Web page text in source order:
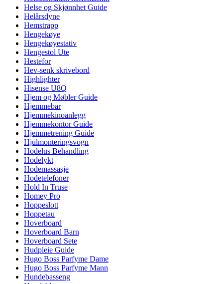
Helse og Skjønnhet Guide
Helårsdyne
Hemstrapp
Hengekøye
Hengekøyestativ
Hengestol Ute
Hestefor
Hev-senk skrivebord
Highlighter
Hisense U8Q
Hjem og Møbler Guide
Hjemmebar
Hjemmekinoanlegg
Hjemmekontor Guide
Hjemmetrening Guide
Hjulmonteringsvogn
Hodelus Behandling
Hodelykt
Hodemassasje
Hodetelefoner
Hold In Truse
Homey Pro
Hoppeslott
Hoppetau
Hoverboard
Hoverboard Barn
Hoverboard Sete
Hudpleie Guide
Hugo Boss Parfyme Dame
Hugo Boss Parfyme Mann
Hundebasseng